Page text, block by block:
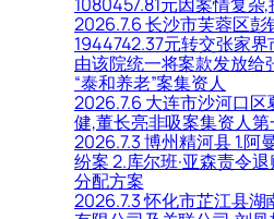
2026.7.6 长沙市芙蓉区彭
1944742.37元转交张家
由该院统一将案款发放给
“泰和养老”案集资人
2026.7.6 大连市沙河口区
健,董长亮非吸案集资人
2026.7.3 博州精河县 1.阿
纷案 2.库尔班·亚森责令
分配方案
2026.7.3 怀化市芷江县湖